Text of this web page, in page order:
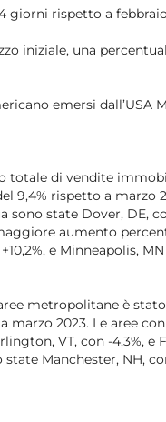
giorni rispetto a
iniziale, una
emersi dall’USA
totale di vendite
9,4% rispetto a marzo
state Dover, DE,
aumento
e Minneapolis, MN
metropolitane è stato
marzo 2023. Le aree
VT, con -4,3%, e
Manchester, NH,